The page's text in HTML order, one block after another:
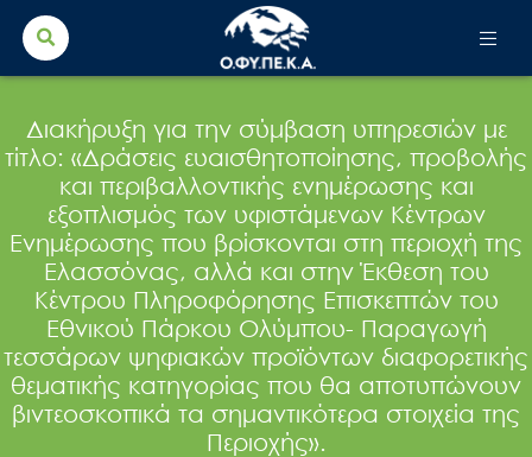
Search
for:
Διακήρυξη για την σύμβαση υπηρεσιών με
τίτλο: «Δράσεις ευαισθητοποίησης, προβολής
και περιβαλλοντικής ενημέρωσης και
εξοπλισμός των υφιστάμενων Κέντρων
Ενημέρωσης που βρίσκονται στη περιοχή της
Ελασσόνας, αλλά και στην Έκθεση του
Κέντρου Πληροφόρησης Επισκεπτών του
Εθνικού Πάρκου Ολύμπου- Παραγωγή
τεσσάρων ψηφιακών προϊόντων διαφορετικής
θεματικής κατηγορίας που θα αποτυπώνουν
βιντεοσκοπικά τα σημαντικότερα στοιχεία της
Περιοχής».